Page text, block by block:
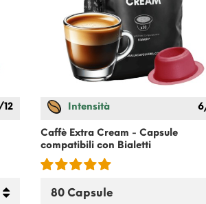
12 Intensità
Caffè Extra Cream - Capsule
compatibili con Bialetti